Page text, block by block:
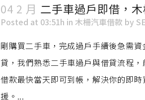
04 2 月 二手車過戶即借，
Posted at 03:51h in 木柵汽車借款 by
剛購買二手車，完成過戶手續後急需
貸，我們熟悉二手車過戶與借貸流程
借款最快當天即可到帳，解決你的即
援。...